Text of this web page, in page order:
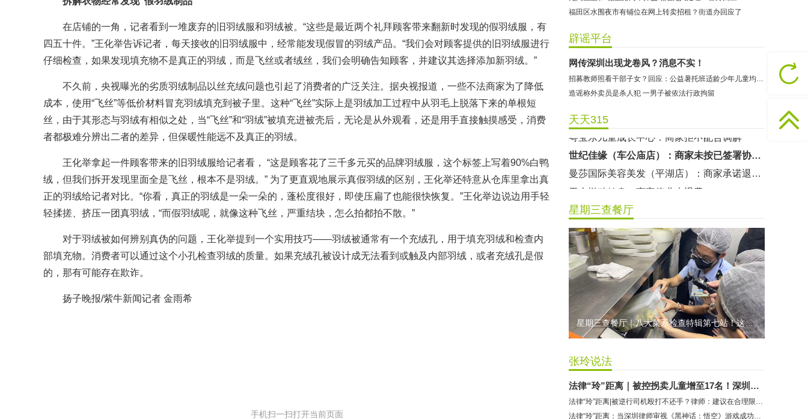
在店铺的一角，记者看到一堆废弃的旧羽绒服和羽绒被。“这些是最近两个礼拜顾客带来翻新时发现的假羽绒服，有
四五十件。”王化举告诉记者，每天接收的旧羽绒服中，经常能发现假冒的羽绒产品。“我们会对顾客提供的旧羽绒服进行
仔细检查，如果发现填充物不是真正的羽绒，而是飞丝或者绒丝，我们会明确告知顾客，并建议其选择添加新羽绒。”
不久前，央视曝光的劣质羽绒制品以丝充绒问题也引起了消费者的广泛关注。据央视报道，一些不法商家为了降低
成本，使用“飞丝”等低价材料冒充羽绒填充到被子里。这种“飞丝”实际上是羽绒加工过程中从羽毛上脱落下来的单根短
丝，由于其形态与羽绒有相似之处，当“飞丝”和“羽绒”被填充进被壳后，无论是从外观看，还是用手直接触摸感受，消费
者都极难分辨出二者的差异，但保暖性能远不及真正的羽绒。
王化举拿起一件顾客带来的旧羽绒服给记者看， “这是顾客花了三千多元买的品牌羽绒服，这个标签上写着90%白鸭
绒，但我们拆开发现里面全是飞丝，根本不是羽绒。” 为了更直观地展示真假羽绒的区别，王化举还特意从仓库里拿出真
正的羽绒给记者对比。“你看，真正的羽绒是一朵一朵的，蓬松度很好，即使压扁了也能很快恢复。”王化举边说边用手轻
轻揉搓、挤压一团真羽绒，“而假羽绒呢，就像这种飞丝，严重结块，怎么拍都拍不散。”
对于羽绒被如何辨别真伪的问题，王化举提到一个实用技巧——羽绒被通常有一个充绒孔，用于填充羽绒和检查内
部填充物。消费者可以通过这个小孔检查羽绒的质量。如果充绒孔被设计成无法看到或触及内部羽绒，或者充绒孔是假
的，那有可能存在欺诈。
扬子晚报/紫牛新闻记者 金雨希
手机扫一扫打开当前页面
福田区水围夜市有铺位在网上转卖招租？街道办回应了
辟谣平台
网传深圳出现龙卷风？消息不实！
招募教师照看干部子女？回应：公益暑托班适龄少年儿童均可报名
造谣称外卖员是杀人犯 一男子被依法行政拘留
天天315
龅牙兔儿童情商训练营：商家承诺退费未履行
粤宝乐儿童成长中心：商家拒不配合调解
无上悦动健身：商家停业未退费
龅牙兔儿童情商训练营：商家承诺退费未履行
预付式消费退款难 深圳市消委会公开谴责力美健华联店
元宵佳节，发生了“甜蜜的烦恼”该怎么办？
2021年深圳市消费投诉分析报告出炉 教育培训投诉量增长
星期三查餐厅
星期三查餐厅｜八大菜系检查特辑第七站！这家米其林一星人气闽菜餐厅后厨干净吗？
张玲说法
法律“玲”距离｜被控拐卖儿童增至17名！深圳律师解读余华英案